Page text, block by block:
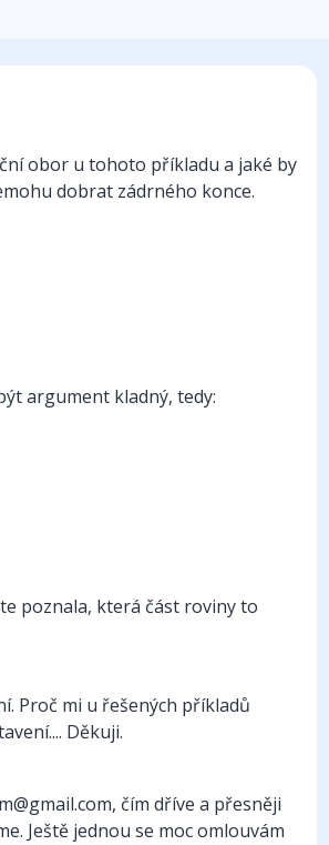
obor u tohoto příkladu a jaké by
dobrat zádrného konce.
argument kladný, tedy:
poznala, která část roviny to
Proč mi u řešených příkladů
Děkuji.
čím dříve a přesněji
Ještě jednou se moc omlouvám